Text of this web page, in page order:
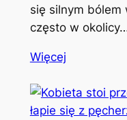
się silnym bólem
często w
Więcej